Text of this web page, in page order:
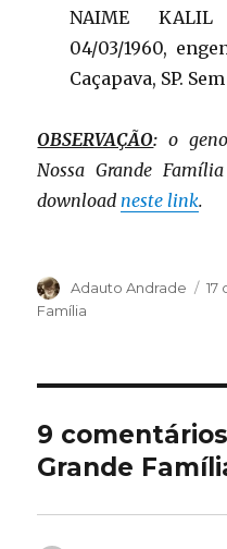
NAIME
04/03/1960,
Caçapava, SP.
OBSERVAÇÃO: o
Nossa Grande
download neste link.
Autor
Adauto Andrade 17
Família
9
Grande